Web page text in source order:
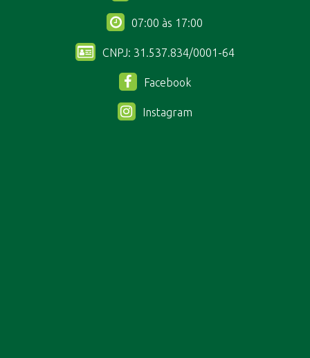
07:00 às 17:00
CNPJ: 31.537.834/0001-64
Facebook
Instagram